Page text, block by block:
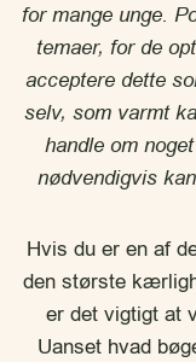
for mange unge.
temaer, for de
acceptere dette
selv, som varmt
handle om
nødvendigvis
Hvis du er en af
den største
er det vigtigt at
Uanset hvad